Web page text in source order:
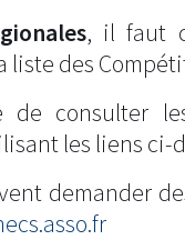
, il faut
liste des
de consulter
les liens ci-
demander